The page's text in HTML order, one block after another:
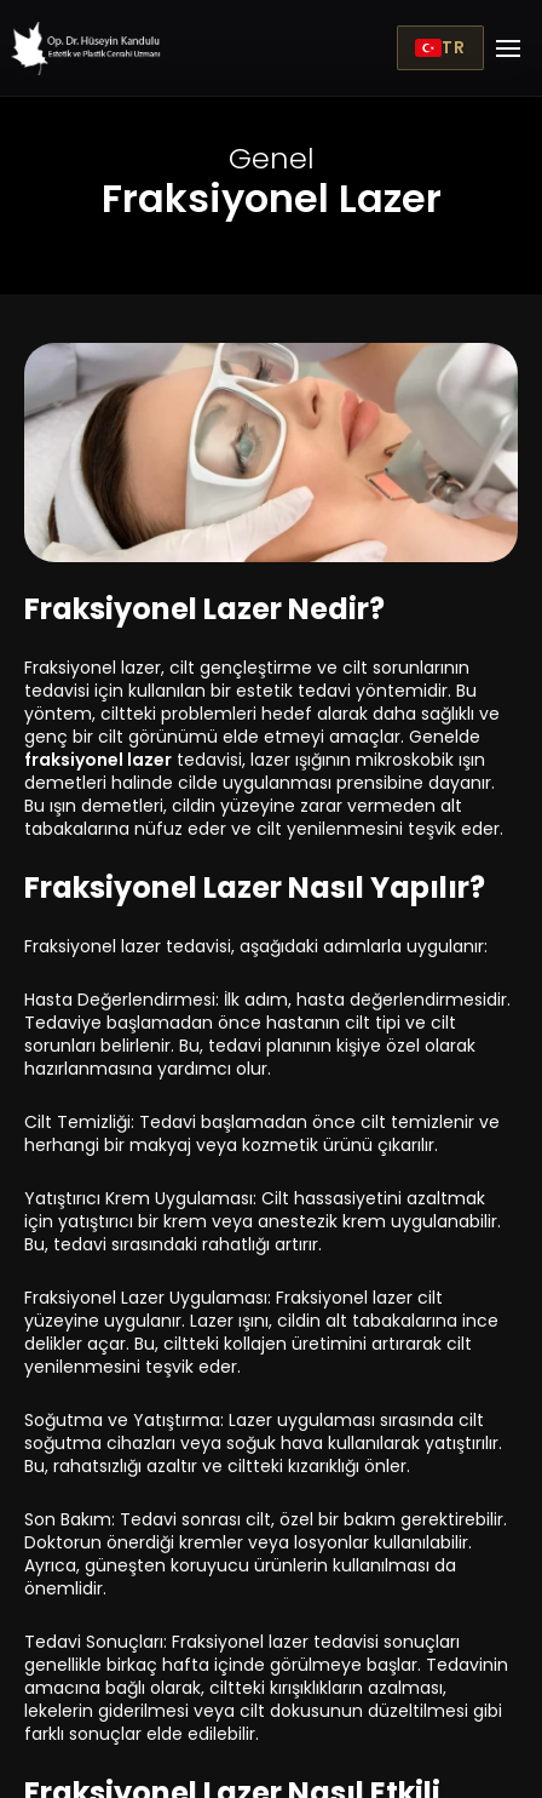
TR
Genel
Fraksiyonel Lazer
Fraksiyonel Lazer Nedir?
Fraksiyonel lazer, cilt gençleştirme ve cilt sorunlarının
tedavisi için kullanılan bir estetik tedavi yöntemidir. Bu
yöntem, ciltteki problemleri hedef alarak daha sağlıklı ve
genç bir cilt görünümü elde etmeyi amaçlar. Genelde
fraksiyonel lazer tedavisi, lazer ışığının mikroskobik ışın
demetleri halinde cilde uygulanması prensibine dayanır.
Bu ışın demetleri, cildin yüzeyine zarar vermeden alt
tabakalarına nüfuz eder ve cilt yenilenmesini teşvik eder.
Fraksiyonel Lazer Nasıl Yapılır?
Fraksiyonel lazer tedavisi, aşağıdaki adımlarla uygulanır:
Hasta Değerlendirmesi: İlk adım, hasta değerlendirmesidir.
Tedaviye başlamadan önce hastanın cilt tipi ve cilt
sorunları belirlenir. Bu, tedavi planının kişiye özel olarak
hazırlanmasına yardımcı olur.
Cilt Temizliği: Tedavi başlamadan önce cilt temizlenir ve
herhangi bir makyaj veya kozmetik ürünü çıkarılır.
Yatıştırıcı Krem Uygulaması: Cilt hassasiyetini azaltmak
için yatıştırıcı bir krem veya anestezik krem uygulanabilir.
Bu, tedavi sırasındaki rahatlığı artırır.
Fraksiyonel Lazer Uygulaması: Fraksiyonel lazer cilt
yüzeyine uygulanır. Lazer ışını, cildin alt tabakalarına ince
delikler açar. Bu, ciltteki kollajen üretimini artırarak cilt
yenilenmesini teşvik eder.
Soğutma ve Yatıştırma: Lazer uygulaması sırasında cilt
soğutma cihazları veya soğuk hava kullanılarak yatıştırılır.
Bu, rahatsızlığı azaltır ve ciltteki kızarıklığı önler.
Son Bakım: Tedavi sonrası cilt, özel bir bakım gerektirebilir.
Doktorun önerdiği kremler veya losyonlar kullanılabilir.
Ayrıca, güneşten koruyucu ürünlerin kullanılması da
önemlidir.
Tedavi Sonuçları: Fraksiyonel lazer tedavisi sonuçları
genellikle birkaç hafta içinde görülmeye başlar. Tedavinin
amacına bağlı olarak, ciltteki kırışıklıkların azalması,
lekelerin giderilmesi veya cilt dokusunun düzeltilmesi gibi
farklı sonuçlar elde edilebilir.